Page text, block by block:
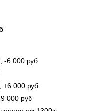
-6 000 руб
+6 000 руб
000 руб